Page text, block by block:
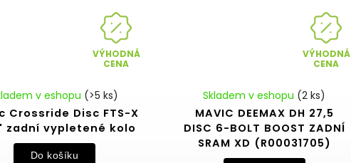
VÝHODNÁ
CENA
Crossride Disc FTS-X
zadní vypletené kolo
v eshopu (>5 ks)
Do košíku
VÝHODNÁ
CENA
MAVIC DEEMAX DH 27,5
DISC 6-BOLT BOOST ZADNÍ
SRAM XD (R00031705)
Skladem v eshopu (2 ks)